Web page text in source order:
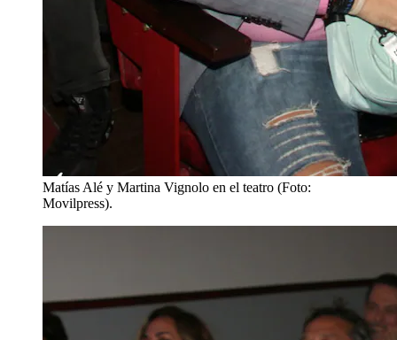
Matías Alé y Martina Vignolo en el teatro (Foto:
Movilpress).